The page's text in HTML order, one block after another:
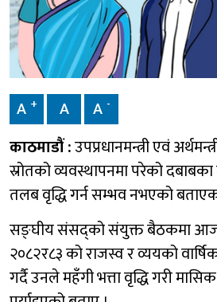
A + A A -
काठमाडौं :उपप्रधानमन्त्री एवं
स्रोतको व्यवस्थापनमा परेको
तलब वृद्धि गर्न सम्भव नभएको
सङ्घीय संसद्को संयुक्त बैठकमा आज
२०८२र८३ को राजस्व र व्ययको
गर्दै उनले महँगी भत्ता वृद्धि गरी